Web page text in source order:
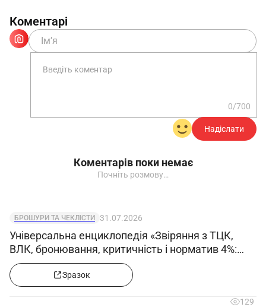
Коментарі
0/700
Надіслати
Коментарів поки немає
Почніть розмову…
БРОШУРИ ТА ЧЕКЛІСТИ 31.07.2026
Універсальна енциклопедія «Звіряння з ТЦК,
ВЛК, бронювання, критичність і норматив 4%:
кейси та зразки документів»
Зразок
129